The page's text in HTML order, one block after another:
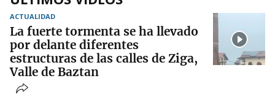
ACTUALIDAD
La fuerte tormenta se ha llevado
por delante diferentes
estructuras de las calles de Ziga,
Valle de Baztan